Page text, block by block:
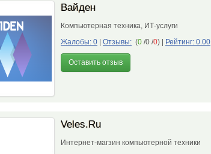
Вайден
Компьютерная техника, ИТ-услуги
Жалобы: 0
Отзывы: (0 /0 /0) Рейтинг: 0.00
Оставить отзыв
Veles.Ru
Интернет-магзин компьютерной техники